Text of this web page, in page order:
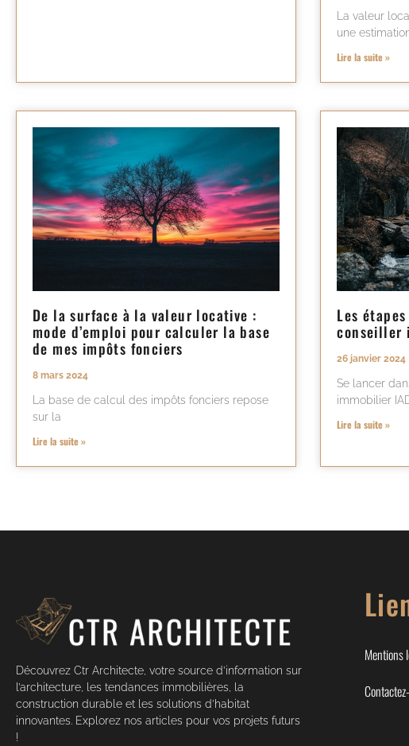
La valeur
une
Lire la suite »
De la surface à la valeur locative :
mode d’emploi pour calculer la base
de mes impôts fonciers
8 mars 2024
La base de calcul des impôts fonciers repose
sur la
Lire la suite »
Les
conseiller
26 janvier 2024
Se lancer
immobilier
Lire la suite »
Découvrez Ctr Architecte, votre source d’information sur
l’architecture, les tendances immobilières, la
construction durable et les solutions d’habitat
innovantes. Explorez nos articles pour vos projets futurs
!
Mentions